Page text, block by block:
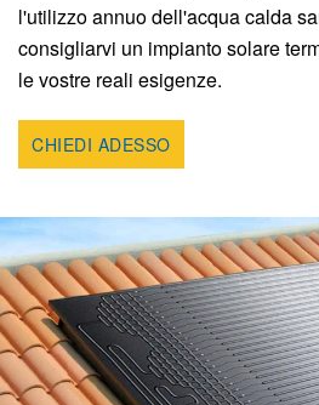
l'utilizzo annuo dell'acqua calda
consigliarvi un impianto solare
le vostre reali esigenze.
CHIEDI ADESSO